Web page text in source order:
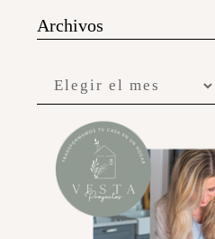
Archivos